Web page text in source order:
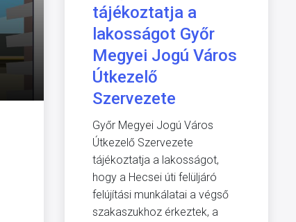
tájékoztatja a
lakosságot Győr
Megyei Jogú Város
Útkezelő
Szervezete
Győr Megyei Jogú Város
Útkezelő Szervezete
tájékoztatja a lakosságot,
hogy a Hecsei úti felüljáró
felújítási munkálatai a végső
szakaszukhoz érkeztek, a